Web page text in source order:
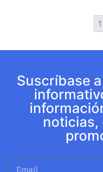
1
Suscríbase
noticias,